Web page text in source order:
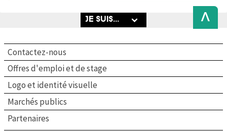
Contactez-nous
Offres d'emploi et de stage
Logo et identité visuelle
Marchés publics
Partenaires
Back
to
Top